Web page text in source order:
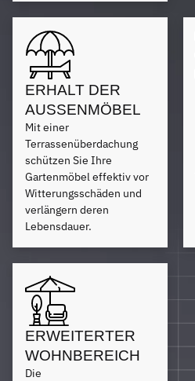
ERHALT DER
AUSSENMÖBEL
Mit einer
Terrassenüberdachung
schützen Sie Ihre
Gartenmöbel effektiv vor
Witterungsschäden und
verlängern deren
Lebensdauer.
ERWEITERTER
WOHNBEREICH
Die